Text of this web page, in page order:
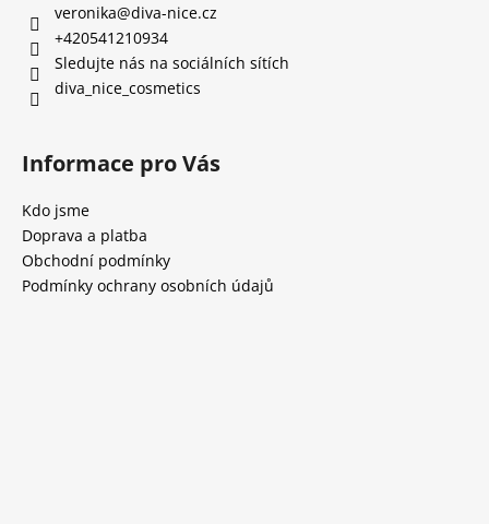
veronika@diva-nice.cz
+420541210934
Sledujte nás na sociálních sítích
diva_nice_cosmetics
Informace pro Vás
Kdo jsme
Doprava a platba
Obchodní podmínky
Podmínky ochrany osobních údajů